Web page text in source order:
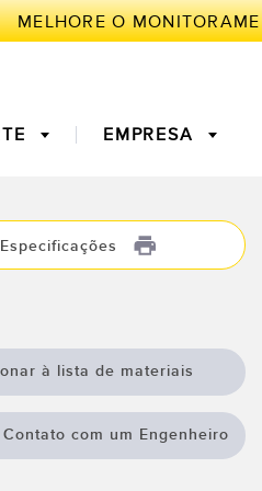
Temperatura e
Remoto
EMPRESA
Especificações
à lista de materiais
com um Engenheiro